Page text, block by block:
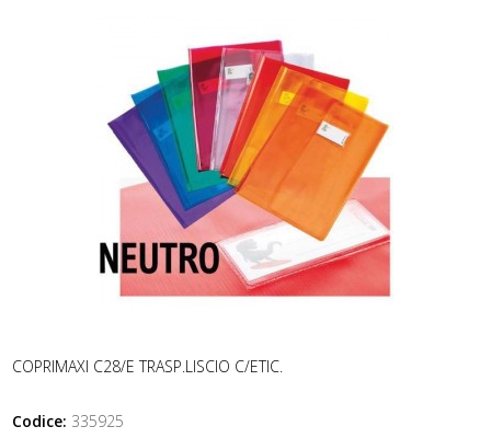
COPRIMAXI C28/E TRASP.LISCIO C/ETIC.
Codice: 335925